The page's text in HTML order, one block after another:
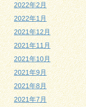
2022年2月
2022年1月
2021年12月
2021年11月
2021年10月
2021年9月
2021年8月
2021年7月